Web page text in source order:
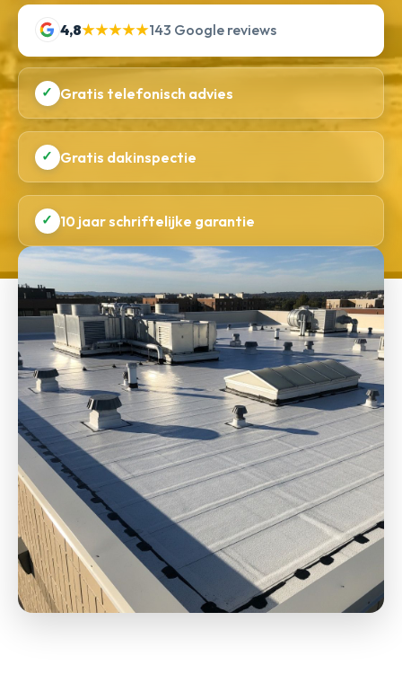
4,8★★★★★143 Google reviews
✓ Gratis telefonisch advies
✓ Gratis dakinspectie
✓ 10 jaar schriftelijke garantie